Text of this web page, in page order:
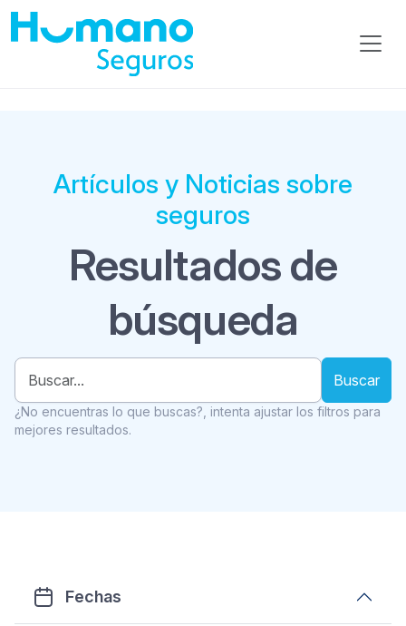
Artículos y Noticias sobre
seguros
Resultados de
búsqueda
Buscar
¿No encuentras lo que buscas?, intenta ajustar los filtros para
mejores resultados.
Fechas